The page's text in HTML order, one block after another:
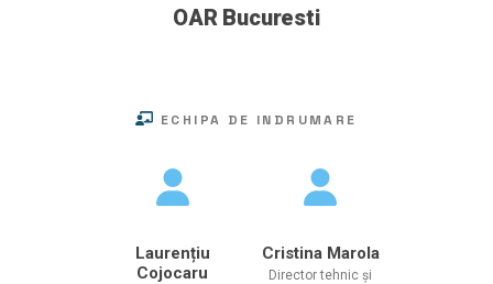
OAR Bucuresti
ECHIPA DE INDRUMARE
Laurențiu
Cojocaru
Cristina Marola
Director tehnic și